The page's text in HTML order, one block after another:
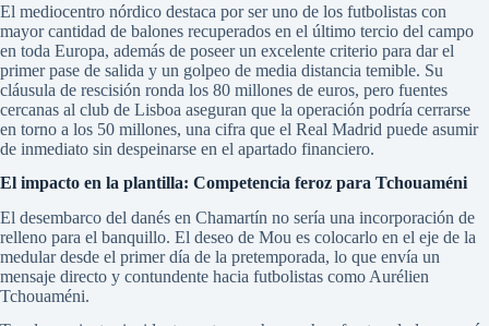
El mediocentro nórdico destaca por ser uno de los futbolistas con
mayor cantidad de balones recuperados en el último tercio del campo
en toda Europa, además de poseer un excelente criterio para dar el
primer pase de salida y un golpeo de media distancia temible. Su
cláusula de rescisión ronda los 80 millones de euros, pero fuentes
cercanas al club de Lisboa aseguran que la operación podría cerrarse
en torno a los 50 millones, una cifra que el Real Madrid puede asumir
de inmediato sin despeinarse en el apartado financiero.
El impacto en la plantilla: Competencia feroz para Tchouaméni
El desembarco del danés en Chamartín no sería una incorporación de
relleno para el banquillo. El deseo de Mou es colocarlo en el eje de la
medular desde el primer día de la pretemporada, lo que envía un
mensaje directo y contundente hacia futbolistas como Aurélien
Tchouaméni.